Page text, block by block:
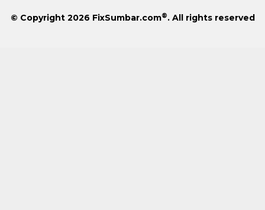
© Copyright 2026 FixSumbar.com®. All rights reserved